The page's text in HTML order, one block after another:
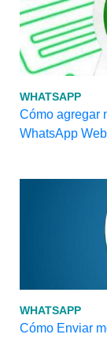
WHATSAPP
Cómo agregar
WhatsApp Web
WHATSAPP
Cómo Enviar